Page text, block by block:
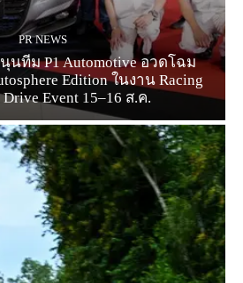
PR NEWS
นุนทีม P1 Automotive อวดโฉม
Edition ในงาน Racing
Drive Event 15–16 ส.ค.